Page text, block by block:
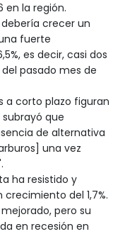
en la región.
crecer un
fuerte
es decir, casi dos
pasado mes de
a corto plazo figuran
que
de alternativa
una vez
ha resistido y
del 1,7%.
pero su
en recesión en